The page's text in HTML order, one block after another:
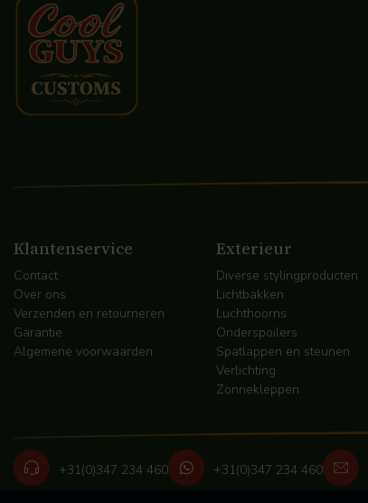
Klantenservice
Contact
Over ons
Verzenden en retourneren
Garantie
Algemene voorwaarden
Exterieur
Diverse stylingproducten
Lichtbakken
Luchthoorns
Onderspoilers
Spatlappen en steunen
Verlichting
Zonnekleppen
+31(0)347 234 460 +31(0)347 234 460